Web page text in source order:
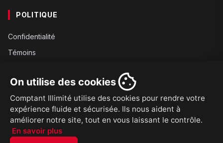
On utilise des cookies
Comptant Illimité utilise des cookies pour rendre votre
expérience fluide et sécurisée. Ils nous aident à
améliorer notre site, tout en vous laissant le contrôle.
En savoir plus
POLITIQUE
Confidentialité
Témoins
Conditions
Expédition
Retours